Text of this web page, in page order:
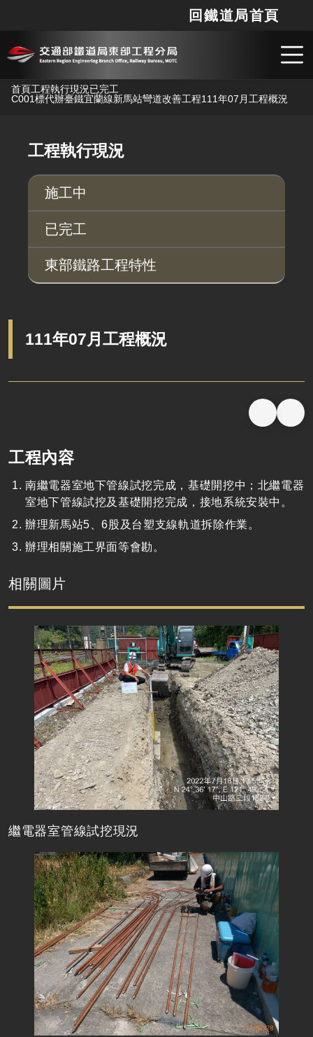
跳到主要內容
回鐵道局首頁
首頁工程執行現況已完工
C001標代辦臺鐵宜蘭線新馬站彎道改善工程111年07月工程概況
工程執行現況
施工中
已完工
東部鐵路工程特性
111年07月工程概況
工程內容
南繼電器室地下管線試挖完成，基礎開挖中；北繼電器
室地下管線試挖及基礎開挖完成，接地系統安裝中。
辦理新馬站5、6股及台塑支線軌道拆除作業。
辦理相關施工界面等會勘。
相關圖片
繼電器室管線試挖現況